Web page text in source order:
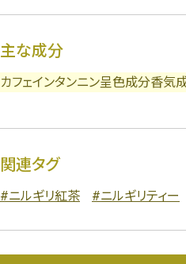
主な成分
カフェインタンニン呈色成分香気
関連タグ
#ニルギリ紅茶 #ニルギリティー